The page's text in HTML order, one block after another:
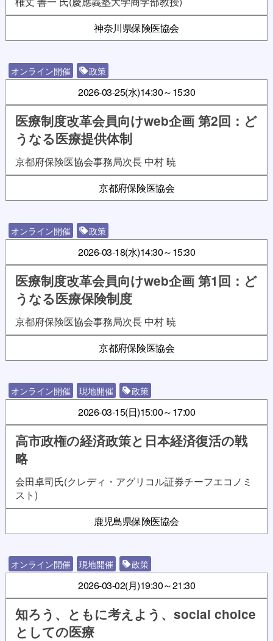
神奈川県保険医協会
オンライン開催 政策
2026-03-25(水)14:30～15:30
医療制度改革会員向けweb企画 第2回：ど
うなる医療提供体制
京都府保険医協会事務局次長 中村 暁
京都府保険医協会
オンライン開催 政策
2026-03-18(水)14:30～15:30
医療制度改革会員向けweb企画 第1回：ど
うなる医療保険制度
京都府保険医協会事務局次長 中村 暁
京都府保険医協会
オンライン開催 現地開催 政策
2026-03-15(日)15:00～17:00
高市政権の経済政策と日本経済復活の戦
略
会田卓司氏(クレディ・アグリコル証券チーフエコノミ
スト)
鹿児島県保険医協会
オンライン開催 現地開催 政策
2026-03-02(月)19:30～21:30
知ろう、ともに考えよう、social choice
としての医療